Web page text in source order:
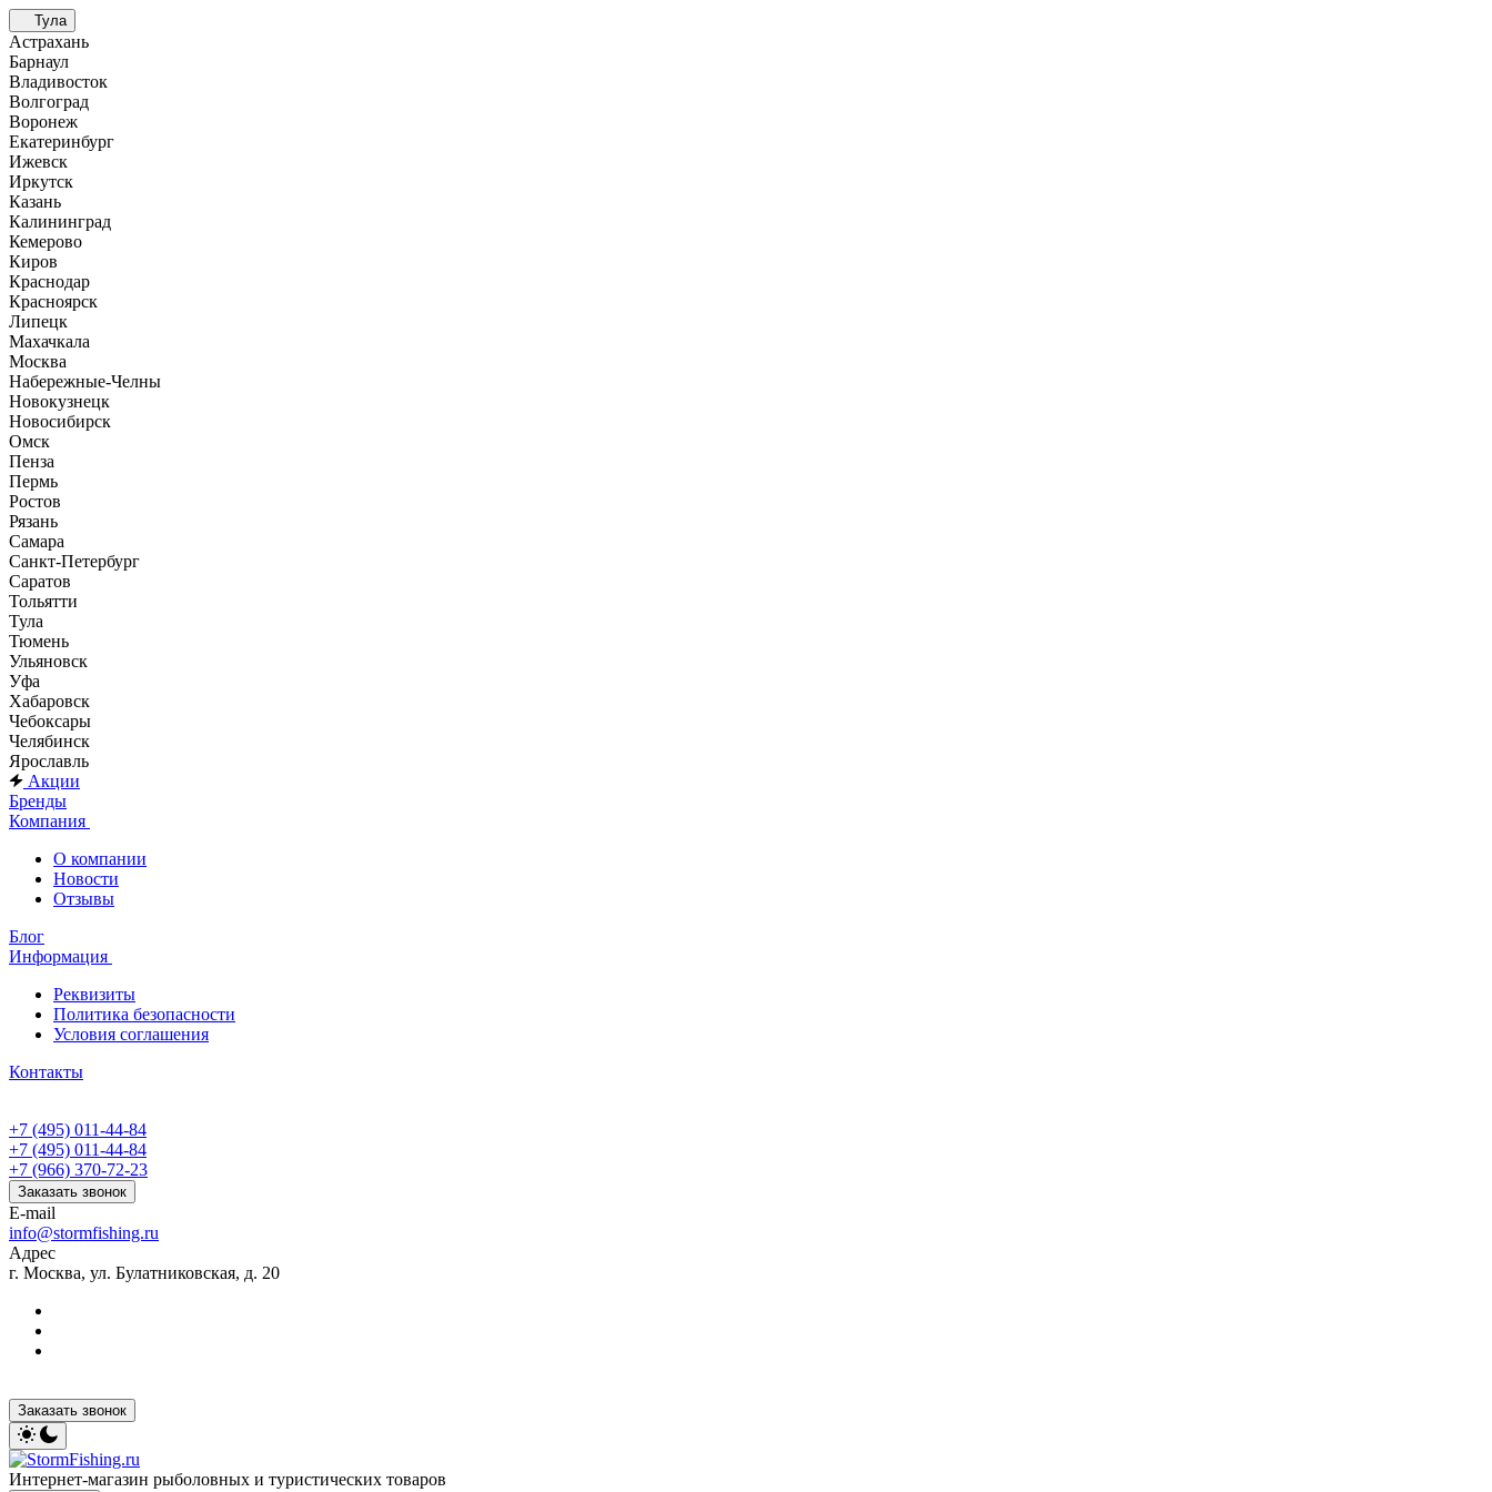
Тула
Астрахань
Барнаул
Владивосток
Волгоград
Воронеж
Екатеринбург
Ижевск
Иркутск
Казань
Калининград
Кемерово
Киров
Краснодар
Красноярск
Липецк
Махачкала
Москва
Набережные-Челны
Новокузнецк
Новосибирск
Омск
Пенза
Пермь
Ростов
Рязань
Самара
Санкт-Петербург
Саратов
Тольятти
Тула
Тюмень
Ульяновск
Уфа
Хабаровск
Чебоксары
Челябинск
Ярославль
Акции
Бренды
Компания
О компании
Новости
Отзывы
Блог
Информация
Реквизиты
Политика безопасности
Условия соглашения
Контакты
+7 (495) 011-44-84
+7 (495) 011-44-84
+7 (966) 370-72-23
Заказать звонок
E-mail
info@stormfishing.ru
Адрес
г. Москва, ул. Булатниковская, д. 20
Заказать звонок
Интернет-магазин рыболовных и туристических товаров